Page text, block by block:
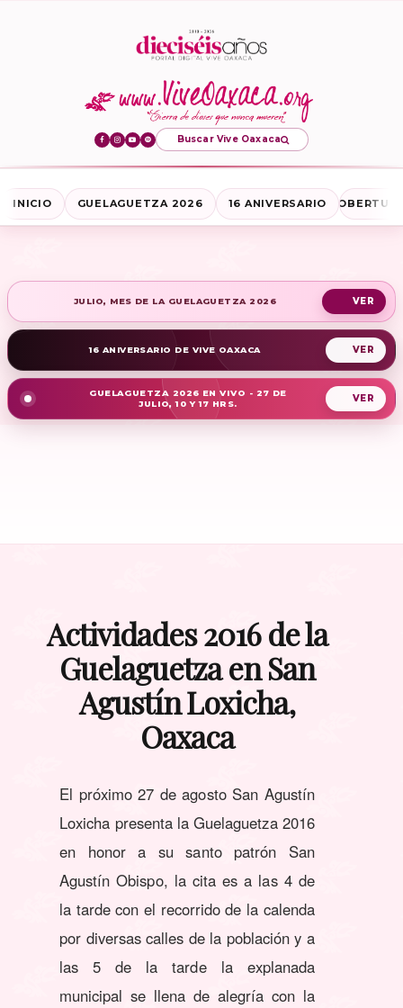
Buscar Vive Oaxaca
INICIO GUELAGUETZA 2026 16 ANIVERSARIO
JULIO, MES DE LA GUELAGUETZA 2026
16 ANIVERSARIO DE VIVE OAXACA
GUELAGUETZA 2026 EN VIVO - 27 DE
JULIO, 10 Y 17 HRS.
Actividades 2016 de la
Guelaguetza en San
Agustín Loxicha,
Oaxaca
El próximo 27 de agosto San Agustín
Loxicha presenta la Guelaguetza 2016
en honor a su santo patrón San
Agustín Obispo, la cita es a las 4 de
la tarde con el recorrido de la calenda
por diversas calles de la población y a
las 5 de la tarde la explanada
municipal se llena de alegría con la